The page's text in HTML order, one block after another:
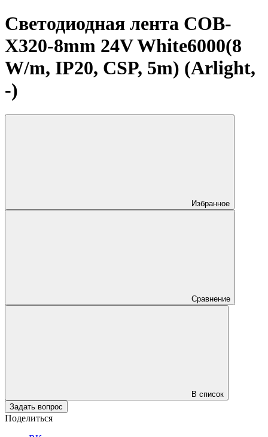
Светодиодная лента COB-
X320-8mm 24V White6000(8
W/m, IP20, CSP, 5m) (Arlight,
-)
Избранное
Сравнение
В список
Задать вопрос
Поделиться